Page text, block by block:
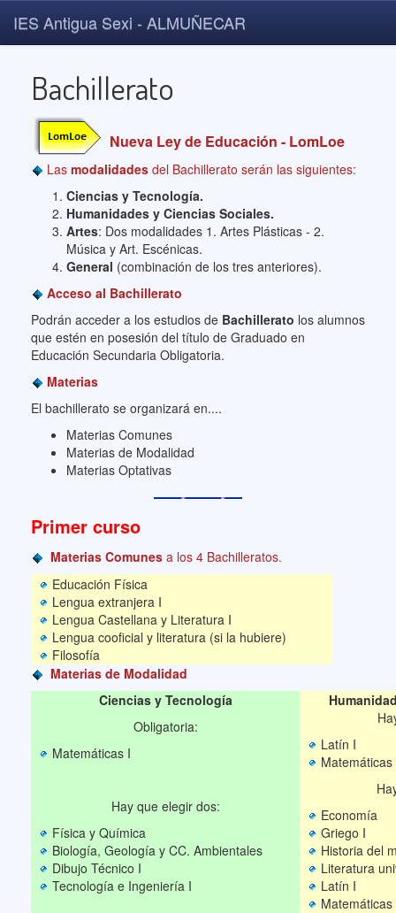
IES Antigua Sexi - ALMUÑECAR
Bachillerato
Nueva Ley de Educación - LomLoe
Las modalidades del Bachillerato serán las siguientes:
Ciencias y Tecnología.
Humanidades y Ciencias Sociales.
Artes: Dos modalidades 1. Artes Plásticas - 2.
Música y Art. Escénicas.
General (combinación de los tres anteriores).
Acceso al Bachillerato
Podrán acceder a los estudios de Bachillerato los alumnos
que estén en posesión del título de Graduado en
Educación Secundaria Obligatoria.
Materias
El bachillerato se organizará en....
Materias Comunes
Materias de Modalidad
Materias Optativas
Primer curso
Materias Comunes a los 4 Bachilleratos.
Educación Física
Lengua extranjera I
Lengua Castellana y Literatura I
Lengua cooficial y literatura (si la hubiere)
Filosofía
Materias de Modalidad
Ciencias y Tecnología
Obligatoria:
Matemáticas I
Latín I
Hay que elegir dos:
Física y Química
Biología, Geología y CC. Ambientales
Dibujo Técnico I
Tecnología e Ingeniería I
Economía
Griego I
Historia del
Literatura
Latín I